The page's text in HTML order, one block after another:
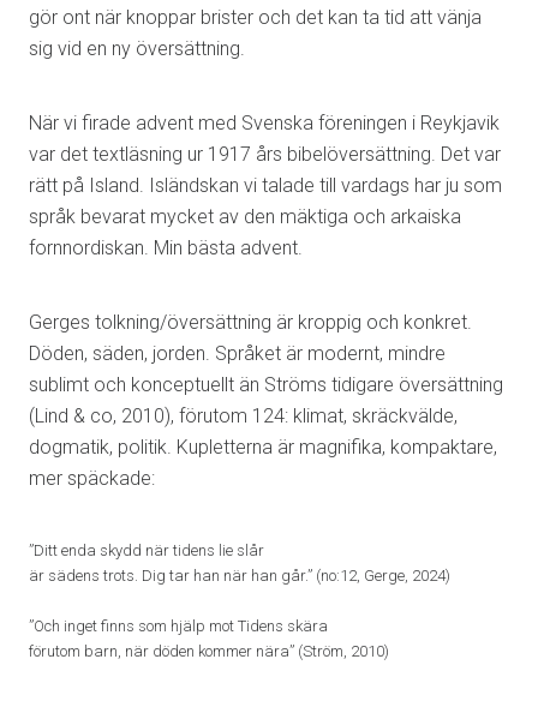
gör ont när knoppar brister och det kan ta tid att vänja
sig vid en ny översättning.
När vi firade advent med Svenska föreningen i Reykjavik
var det textläsning ur 1917 års bibelöversättning. Det var
rätt på Island. Isländskan vi talade till vardags har ju som
språk bevarat mycket av den mäktiga och arkaiska
fornnordiskan. Min bästa advent.
Gerges tolkning/översättning är kroppig och konkret.
Döden, säden, jorden. Språket är modernt, mindre
sublimt och konceptuellt än Ströms tidigare översättning
(Lind & co, 2010), förutom 124: klimat, skräckvälde,
dogmatik, politik. Kupletterna är magnifika, kompaktare,
mer späckade:
”Ditt enda skydd när tidens lie slår
är sädens trots. Dig tar han när han går.” (no:12, Gerge, 2024)
”Och inget finns som hjälp mot Tidens skära
förutom barn, när döden kommer nära” (Ström, 2010)